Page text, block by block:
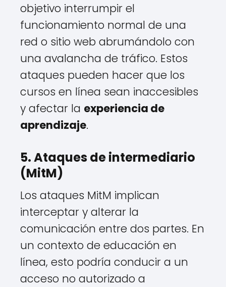
objetivo interrumpir el
funcionamiento normal de una
red o sitio web abrumándolo con
una avalancha de tráfico. Estos
ataques pueden hacer que los
cursos en línea sean inaccesibles
y afectar la experiencia de
aprendizaje.
5. Ataques de intermediario
(MitM)
Los ataques MitM implican
interceptar y alterar la
comunicación entre dos partes. En
un contexto de educación en
línea, esto podría conducir a un
acceso no autorizado a